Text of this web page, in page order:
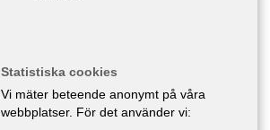
Statistiska cookies
Vi mäter beteende anonymt på våra
webbplatser. För det använder vi: